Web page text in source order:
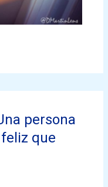
persona
que